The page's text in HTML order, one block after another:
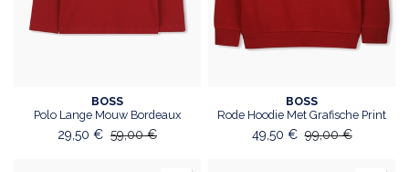
BOSS
Polo Lange Mouw Bordeaux
29,50 € 59,00€
BOSS
Rode Hoodie Met Grafische Print
49,50 € 99,00€